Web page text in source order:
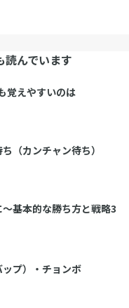
読んでいます
覚えやすいのは
（カンチャン待ち）
基本的な勝ち方と戦略3
ップ）・チョンボ